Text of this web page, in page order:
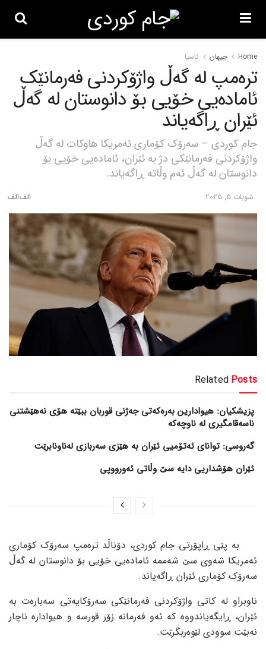
Home جیهان ئاسیا
ترەمپ لە گەڵ واژۆکردنی فەرمانێک
ئامادەیی خۆیی بۆ دانوستان لە گەڵ
ئێران ڕاگەیاند
جام کوردی – سەرۆک کۆماری ئەمریکا هاوکات لە گەڵ
واژۆکردنی فەرمانێکی دژ بە ئێران، ئامادەیی خۆیی بۆ
دانوستان لە گەڵ ئەم وڵاتە ڕاگەیاند.
شوبات 5, 2025
Related Posts
پزیشکیان: هیوادارین بەرەکەتی جەژنی قوربان ببێتە هۆی نەهێشتنی
ناسەقامگیری لە ناوچەکە
گەروسی: توانای ئەتۆمیی ئێران بە هێزی سەربازی لەناونابرێت
ئێران هۆشداریی دایە سێ وڵاتی ئەورووپی
بە پێی ڕاپۆرتی جام کوردی، دۆناڵد ترەمپ سەرۆک کۆماری
ئەمریکا شەوی سێ شەممە ئامادەیی خۆیی بۆ دانوستان لە گەڵ
سەرۆک کۆماری ئێران ڕاگەیاند.
ناوبراو لە کاتی واژۆکردنی فەرمانێکی سەرۆکایەتی سەبارەت بە
ئێران، ڕایگەیاندووە کە ئەو فەرمانە زۆر قورسە و هیوادارە ناچار
نەبێت سوودی لێوەربگرێت.